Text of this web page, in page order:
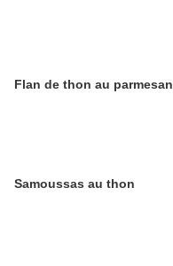
Flan de thon au parmesan
Samoussas au thon